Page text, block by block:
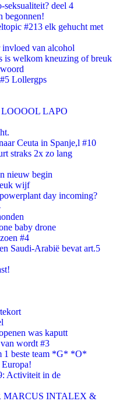
deel 4
begonnen!
#213 elk gehucht met
van alcohol
welkom kneuzing of breuk
Lollergps
LOOOOL LAPO
Ceuta in Spanje,l #10
straks 2x zo lang
nieuw begin
wijf
day incoming?
baby drone
#4
Saudi-Arabië bevat art.5
was kaputt
wordt #3
1 beste team *G* *O*
Activiteit in de
MARCUS INTALEX &